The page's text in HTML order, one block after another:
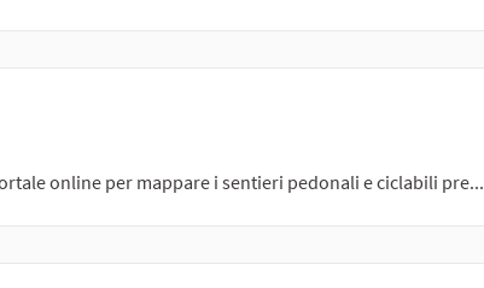
online per mappare i sentieri pedonali e ciclabili pre...